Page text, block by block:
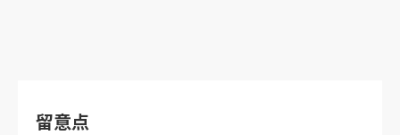
留意点